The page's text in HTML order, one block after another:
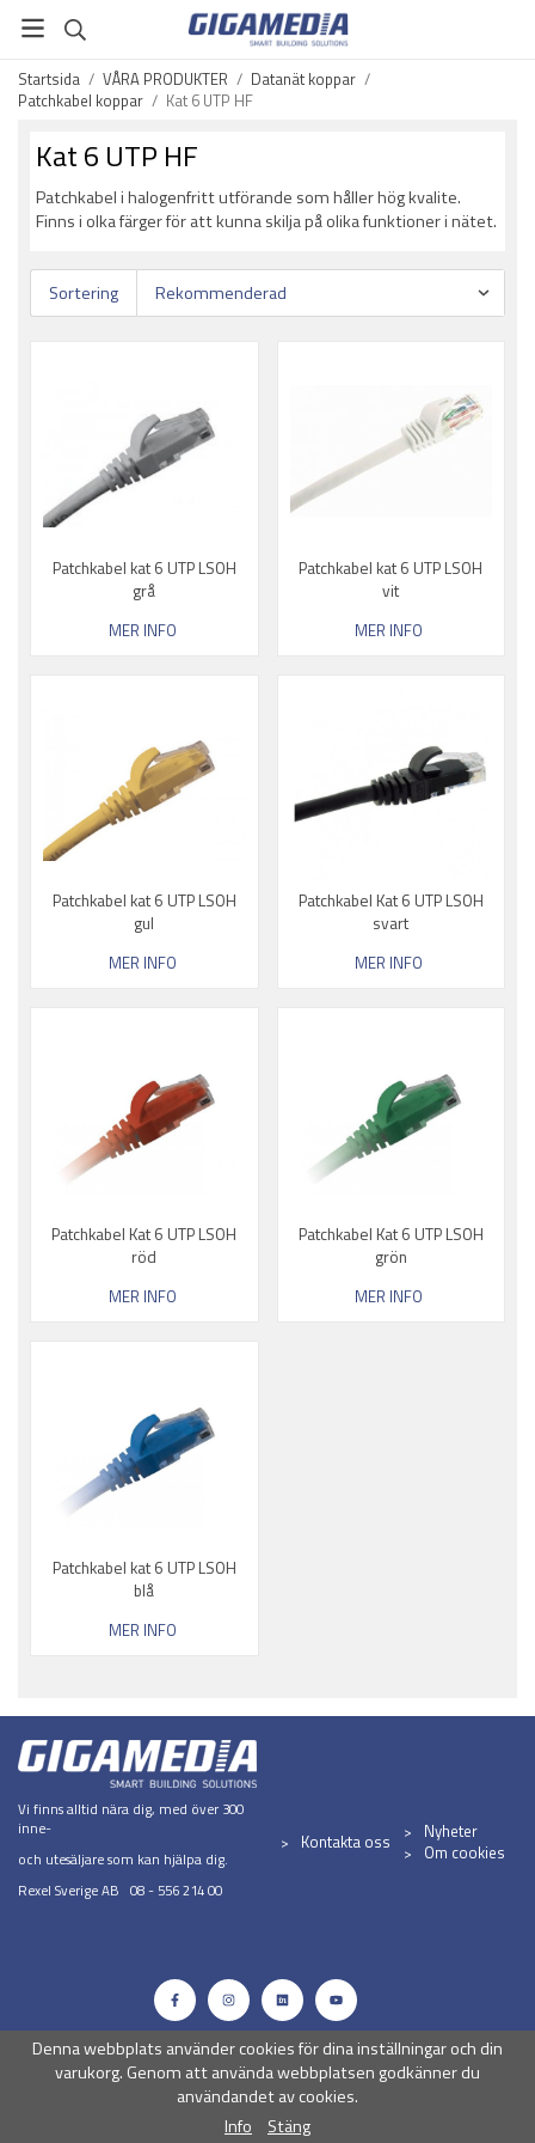
Startsida / VÅRA PRODUKTER / Datanät koppar /
Patchkabel koppar / Kat 6 UTP HF
Kat 6 UTP HF
Patchkabel i halogenfritt utförande som håller hög kvalite.
Finns i olka färger för att kunna skilja på olika funktioner i nätet.
Sortering
Patchkabel kat 6 UTP LSOH
grå
MER INFO
Patchkabel kat 6 UTP LSOH
vit
MER INFO
Patchkabel kat 6 UTP LSOH
gul
MER INFO
Patchkabel Kat 6 UTP LSOH
svart
MER INFO
Patchkabel Kat 6 UTP LSOH
röd
MER INFO
Patchkabel Kat 6 UTP LSOH
grön
MER INFO
Patchkabel kat 6 UTP LSOH
blå
MER INFO
Vi finns alltid nära dig, med över 300
inne-
och utesäljare som kan hjälpa dig.
Rexel Sverige AB 08 - 556 214 00
Kontakta oss
Nyheter
Om cookies
Drift & produktion:Wikinggruppen
Denna webbplats använder cookies för dina inställningar och din
varukorg. Genom att använda webbplatsen godkänner du
användandet av cookies.
Info
Stäng